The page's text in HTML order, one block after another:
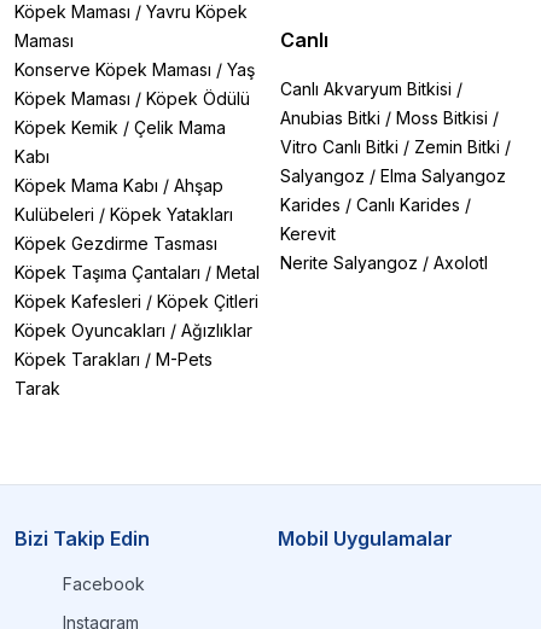
Köpek Maması / Yavru Köpek
Maması
Konserve Köpek Maması / Yaş
Köpek Maması / Köpek Ödülü
Köpek Kemik / Çelik Mama
Kabı
Köpek Mama Kabı / Ahşap
Kulübeleri / Köpek Yatakları
Köpek Gezdirme Tasması
Köpek Taşıma Çantaları / Metal
Köpek Kafesleri / Köpek Çitleri
Köpek Oyuncakları / Ağızlıklar
Köpek Tarakları / M-Pets
Tarak
Canlı
Canlı Akvaryum Bitkisi /
Anubias Bitki / Moss Bitkisi /
Vitro Canlı Bitki / Zemin Bitki /
Salyangoz / Elma Salyangoz
Karides / Canlı Karides /
Kerevit
Nerite Salyangoz / Axolotl
Bizi Takip Edin
Facebook
Instagram
Mobil Uygulamalar